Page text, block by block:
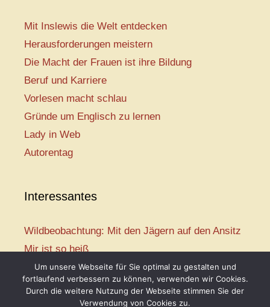
Mit Inslewis die Welt entdecken
Herausforderungen meistern
Die Macht der Frauen ist ihre Bildung
Beruf und Karriere
Vorlesen macht schlau
Gründe um Englisch zu lernen
Lady in Web
Autorentag
Interessantes
Wildbeobachtung: Mit den Jägern auf den Ansitz
Mir ist so heiß
Mission: Rettungsschwimmer
Vogelwelt-Entdeckertour
Abenteuer Schulanfang
Um unsere Webseite für Sie optimal zu gestalten und
fortlaufend verbessern zu können, verwenden wir Cookies.
Durch die weitere Nutzung der Webseite stimmen Sie der
Verwendung von Cookies zu.